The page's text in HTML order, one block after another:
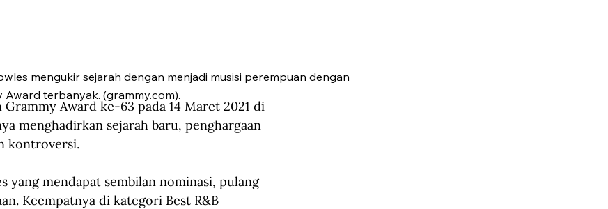
mengukir sejarah dengan menjadi musisi perempuan dengan
terbanyak. (grammy.com).
Award ke-63 pada 14 Maret 2021 di
menghadirkan sejarah baru, penghargaan
kontroversi.
yang mendapat sembilan nominasi, pulang
Keempatnya di kategori Best R&B